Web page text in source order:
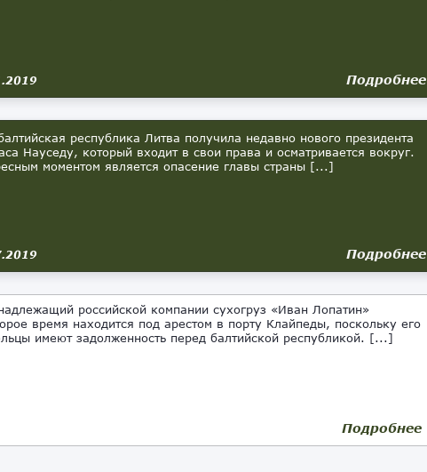
Подробнее
республика Литва получила недавно нового президента
Науседу, который входит в свои права и осматривается вокруг.
моментом является опасение главы страны [...]
Подробнее
российской компании сухогруз «Иван Лопатин»
время находится под арестом в порту Клайпеды, поскольку его
имеют задолженность перед балтийской республикой. [...]
Подробнее